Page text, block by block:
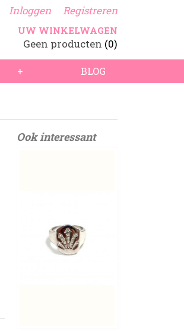
Inloggen Registreren
UW WINKELWAGEN
Geen producten (0)
BLOG
+
Ook interessant